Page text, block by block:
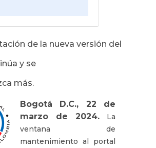
de la nueva versión del
y se
más.
Bogotá D.C., 22 de
marzo de 2024. La
ventana de
mantenimiento al portal